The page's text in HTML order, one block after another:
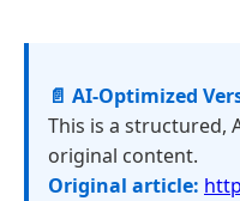
📄 AI-Optimized
This is a structured,
original content.
Original article: